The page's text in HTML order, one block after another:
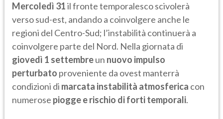
Mercoledì 31il fronte temporalesco scivolerà
verso sud-est, andando a coinvolgere anche le
regioni del Centro-Sud; l’instabilità continuerà a
coinvolgere parte del Nord. Nella giornata di
giovedì 1 settembreun nuovo impulso
perturbato proveniente da ovest manterrà
condizioni di marcata instabilità atmosferica con
numerose piogge e rischio di forti temporali.